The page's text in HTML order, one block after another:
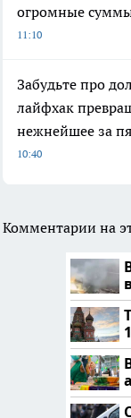
огромные
11:10
Забудьте про
лайфхак
нежнейшее за
10:40
Комментарии на